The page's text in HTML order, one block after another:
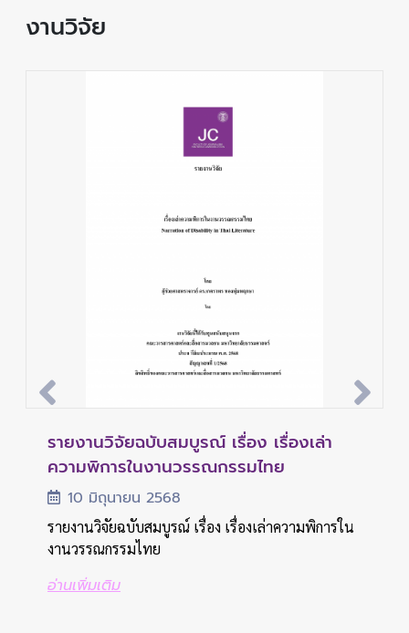
งานวิจัย
รายงานวิจัยฉบับสมบูรณ์ เรื่อง Social
Mobile Learning with 21st century
learning for Thailand Education 4.0
2 พฤษภาคม 2567
รายงานวิจัยฉบับสมบูรณ์ เรื่อง Social Mobile
Learning with 21st century learning for Thailand
Education 4.0
รายงานวิจัยฉบับสมบูรณ์ การประกอบสร้าง
ความหมายของผู้สูงอายุผ่านตระกูลรายการ
เกมโชว์แสดงความสามารถ ของผู้สูงอายุ
ทางโทรทัศน์
29 สิงหาคม 2568
รายงานวิจัยฉบับสมบูรณ์ การประกอบสร้างความหมาย
ของผู้สูงอายุผ่านตระกูลรายการเกมโชว์แสดงความ
รายงานวิจัยฉบับสมบูรณ์ เรื่อง เรื่องเล่า
ความพิการในงานวรรณกรรมไทย
10 มิถุนายน 2568
รายงานวิจัยฉบับสมบูรณ์ เรื่อง เรื่องเล่าความพิการใน
งานวรรณกรรมไทย
อ่านเพิ่มเติม
รายงานวิจัยฉบับสมบูรณ์ เรื่อง เสรีภาพสื่อ
กับกฎหมายดิจิทัล : ความท้าทายของผู้
ประกอบวิชาชีพสื่อกับการปรับตัวในอนาคต
3 ตุลาคม 2567
รายงานวิจัยฉบับสมบูรณ์ เรื่อง เสรีภาพสื่อกับกฎหมาย
ดิจิทัล : ความท้าทายของผู้ประกอบวิชาชีพสื่อกับการ
ปรับตัวในอนาคต
รายงานวิจัยฉบับสมบูรณ์ เรื่อง Social
Class, Social Capital, and Social
Comparison on Social Media among
Young Adults in ...
9 กันยายน 2567
รายงานวิจัยฉบับสมบูรณ์ เรื่อง Social Class, Social
Capital, and Social Comparison on Social Media
รายงานวิจัยฉบับสมบูรณ์ เรื่อง Social
Mobile Learning with 21st century
learning for Thailand Education 4.0
2 พฤษภาคม 2567
รายงานวิจัยฉบับสมบูรณ์ เรื่อง Social Mobile
Learning with 21st century learning for Thailand
Education 4.0
รายงานวิจัยฉบับสมบูรณ์ การประกอบสร้าง
ความหมายของผู้สูงอายุผ่านตระกูลรายการ
เกมโชว์แสดงความสามารถ ของผู้สูงอายุ
ทางโทรทัศน์
29 สิงหาคม 2568
รายงานวิจัยฉบับสมบูรณ์ การประกอบสร้างความหมาย
ของผู้สูงอายุผ่านตระกูลรายการเกมโชว์แสดงความ